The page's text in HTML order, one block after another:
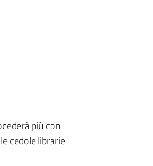
più con
cedole librarie